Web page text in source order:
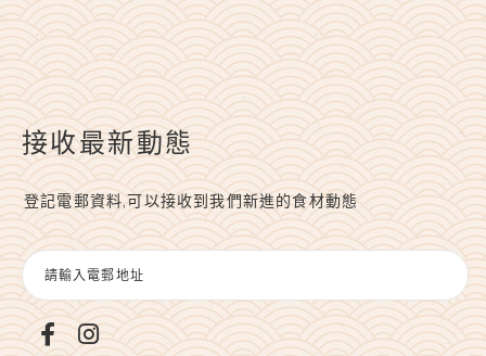
接收最新動態
登記電郵資料,可以接收到我們新進的食材動態